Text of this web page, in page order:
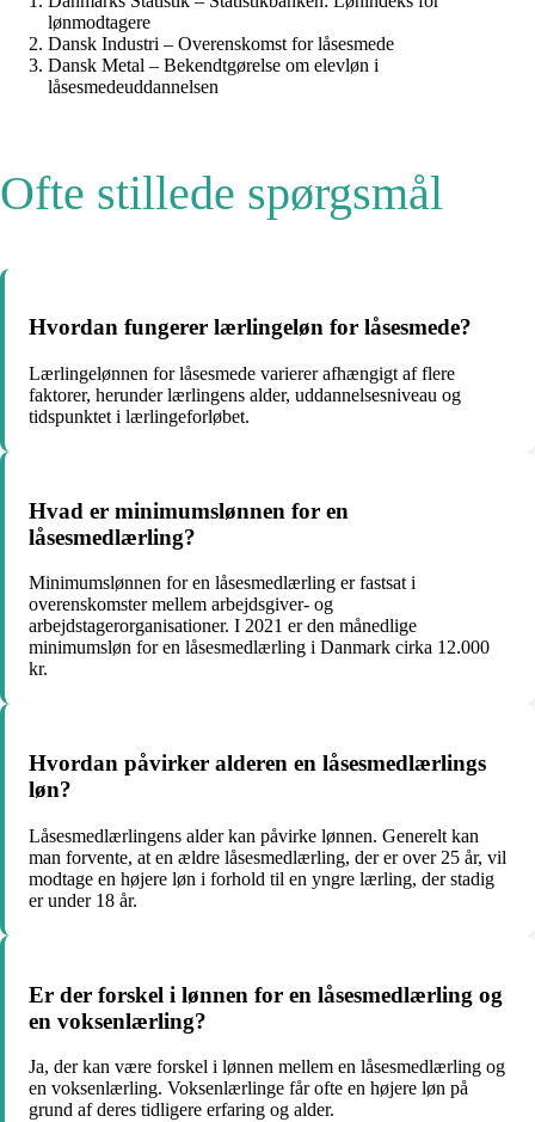
lønmodtagere
Dansk Industri – Overenskomst for låsesmede
Dansk Metal – Bekendtgørelse om elevløn i
låsesmedeuddannelsen
Ofte stillede spørgsmål
Hvordan fungerer lærlingeløn for låsesmede?
Lærlingelønnen for låsesmede varierer afhængigt af flere
faktorer, herunder lærlingens alder, uddannelsesniveau og
tidspunktet i lærlingeforløbet.
Hvad er minimumslønnen for en
låsesmedlærling?
Minimumslønnen for en låsesmedlærling er fastsat i
overenskomster mellem arbejdsgiver- og
arbejdstagerorganisationer. I 2021 er den månedlige
minimumsløn for en låsesmedlærling i Danmark cirka 12.000
kr.
Hvordan påvirker alderen en låsesmedlærlings
løn?
Låsesmedlærlingens alder kan påvirke lønnen. Generelt kan
man forvente, at en ældre låsesmedlærling, der er over 25 år, vil
modtage en højere løn i forhold til en yngre lærling, der stadig
er under 18 år.
Er der forskel i lønnen for en låsesmedlærling og
en voksenlærling?
Ja, der kan være forskel i lønnen mellem en låsesmedlærling og
en voksenlærling. Voksenlærlinge får ofte en højere løn på
grund af deres tidligere erfaring og alder.